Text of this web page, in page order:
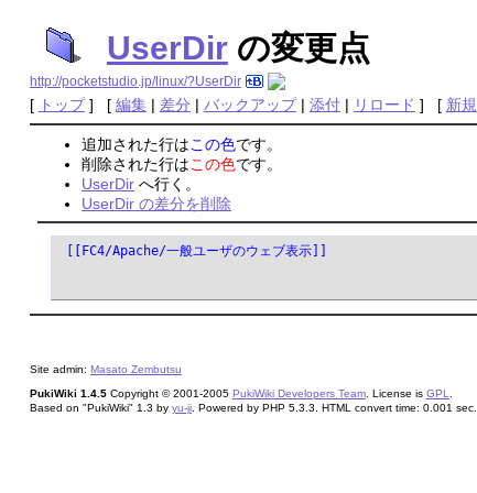
UserDirの変更点
http://pocketstudio.jp/linux/?UserDir
[ トップ] [ 編集| 差分 | バックアップ| 添付| リロード ] [ 新規
追加された行はこの色です。
削除された行はこの色です。
UserDir へ行く。
UserDir の差分を削除
[[FC4/Apache/一般ユーザのウェブ表示]]
Site admin: Masato Zembutsu
PukiWiki 1.4.5Copyright © 2001-2005 PukiWiki Developers Team. License is GPL
Based on "PukiWiki" 1.3 by yu-ji. Powered by PHP 5.3.3. HTML convert time: 0.001 sec.